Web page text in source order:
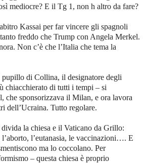
mediocre? E il Tg 1, non h altro da fare?
Kassai per far vincere gli spagnoli
freddo che Trump con Angela Merkel.
Non c’è che l’Italia che tema la
pupillo di Collina, il designatore degli
chiacchierato di tutti i tempi – si
che sponsorizzava il Milan, e ora lavora
dell’Ucraina. Tutto regolare.
divida la chiesa e il Vaticano da Grillo:
l’eutanasia, le vaccinazioni…. E
ma lo coccolano. Per
– questa chiesa è proprio